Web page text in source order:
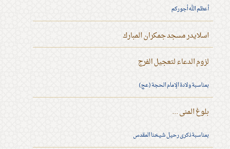
أعظم الله أجوركم
اسلايدر مسجد جمكران المبارك
لزوم الدعاء لتعجيل الفرج
بمناسبة ولادة الإمام الحجة (عج)
بلوغ المنى ...
بمناسبة ذكرى رحيل شيخنا المقدس